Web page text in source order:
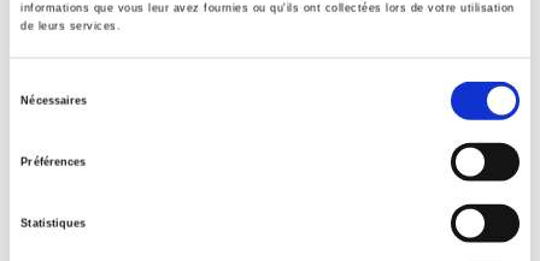
informations que vous leur avez fournies ou qu'ils ont collectées lors de votre utilisation
de leurs services.
Nécessaires
Préférences
Statistiques
Gouvernement & action publique 14-4, octobre-
décembre 2025